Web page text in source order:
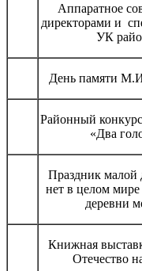
Аппаратное
директорами и
УК
День памяти
Районный
«Два
Праздник малой
нет в целом мире
деревни
Книжная
Отечество